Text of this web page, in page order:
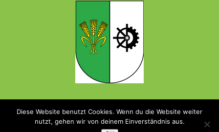
Diese Website benutzt Cookies. Wenn du die Website weiter
nutzt, gehen wir von deinem Einverständnis aus.